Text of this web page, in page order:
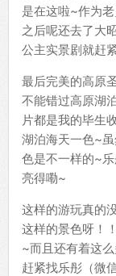
是在这啦~作为
之后呢还去了大
公主实景剧就赶
最后完美的高原
不能错过高原湖
片都是我的毕生
湖泊海天一色~
色是不一样的~
亮得嘞~
这样的游玩真的
这样的景色呀！
~而且还有着这
赶紧找乐彤（微